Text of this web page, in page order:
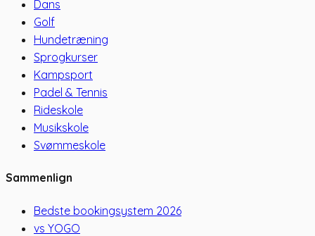
Dans
Golf
Hundetræning
Sprogkurser
Kampsport
Padel & Tennis
Rideskole
Musikskole
Svømmeskole
Sammenlign
Bedste bookingsystem 2026
vs YOGO